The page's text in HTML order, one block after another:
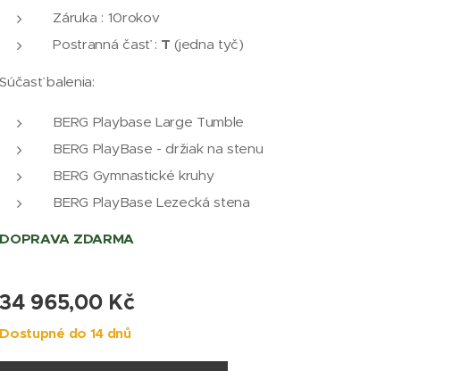
Záruka : 10rokov
Postranná časť : T (jedna tyč)
Súčasť balenia:
BERG Playbase Large Tumble
BERG PlayBase - držiak na stenu
BERG Gymnastické kruhy
BERG PlayBase Lezecká stena
DOPRAVA ZDARMA
34 965,00Kč
Dostupné do 14 dnů